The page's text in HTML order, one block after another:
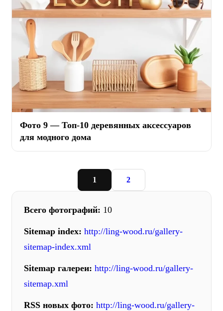
Фото 9 — Топ-10 деревянных аксессуаров
для модного дома
1 2
Всего фотографий: 10
Sitemap index: http://ling-wood.ru/gallery-
sitemap-index.xml
Sitemap галереи: http://ling-wood.ru/gallery-
sitemap.xml
RSS новых фото: http://ling-wood.ru/gallery-